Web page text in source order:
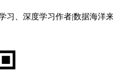
、深度学习作者|数据海洋